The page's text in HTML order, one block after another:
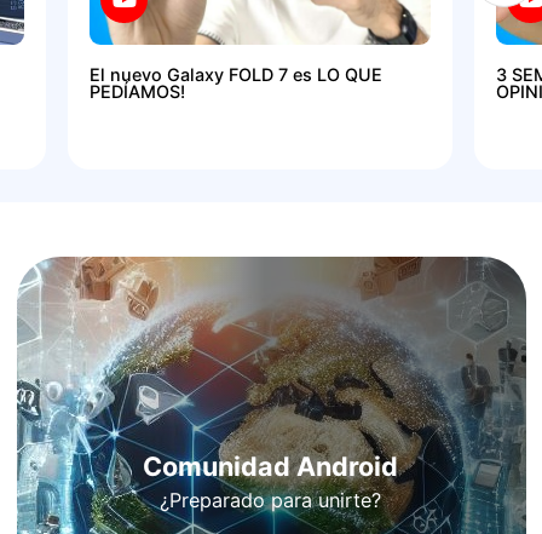
El nuevo Galaxy FOLD 7 es LO QUE
PEDÍAMOS!
3
Comunidad Android
¿Preparado para unirte?